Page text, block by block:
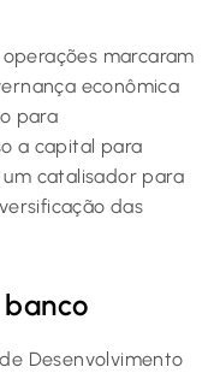
marcaram
econômica
para
a capital para
catalisador para
das
Desenvolvimento